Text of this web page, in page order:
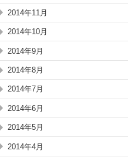
2014年11月
2014年10月
2014年9月
2014年8月
2014年7月
2014年6月
2014年5月
2014年4月